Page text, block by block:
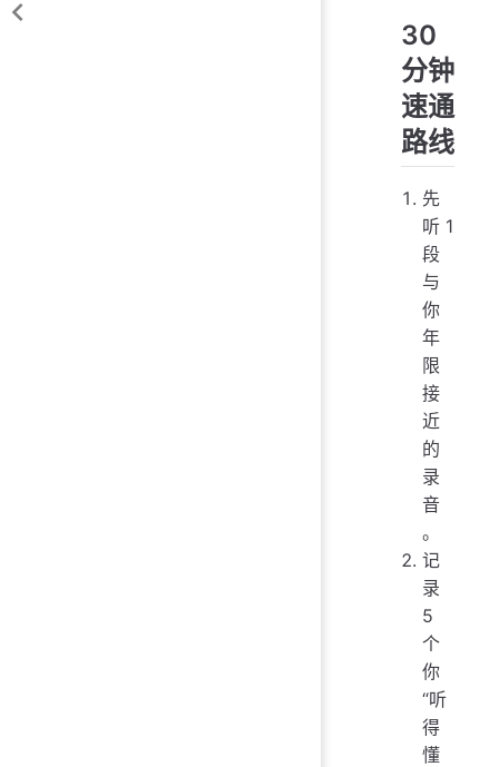
30
分钟
速通
路线
先
听 1
段
与
你
年
限
接
近
的
录
音
。
记
录
5
个
你
“听
得
懂